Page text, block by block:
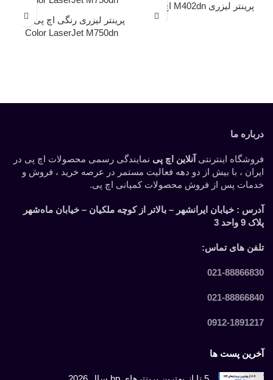
پرینتر لیزری M402dn اچ پی
پرینتر لیزری رنگی اچ پی HP
Color LaserJet M750dn
درباره ما
فروشگاه اینترنتی آنلاین اچ پی نمایندگی رسمی محصولات اچ پی در
ایران ، با بیش از دو دهه فعالیت مستمر در عرصه خرید ، فروش و
خدمات پس از فروش محصولات کمپانی اچ پی.
آدرس : خیابان ایرانشهر – بالاتر از کوچه ملکیان – خیابان ماه‌شهر
پلاک 9 واحد 3
تلفن های تماس:
021-88866830
021-88866840
0912-1891217
آخرین پست ها